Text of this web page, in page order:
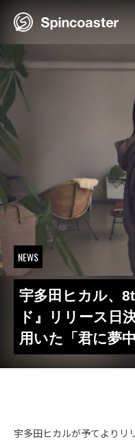
NEWS
宇多田ヒカル、
ド』リリース日
用いた「君に夢
宇多田ヒカルが予てよりリ